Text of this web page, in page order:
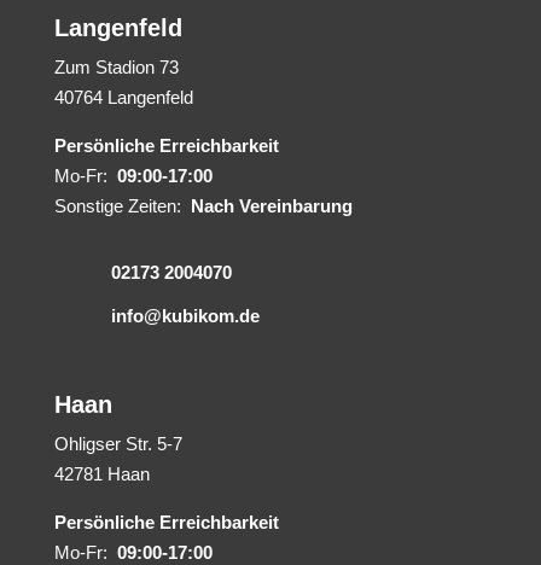
Langenfeld
Zum Stadion 73
40764 Langenfeld
Persönliche Erreichbarkeit
Mo-Fr: 09:00-17:00
Sonstige Zeiten: Nach Vereinbarung
02173 2004070
info@kubikom.de
Haan
Ohligser Str. 5-7
42781 Haan
Persönliche Erreichbarkeit
Mo-Fr: 09:00-17:00